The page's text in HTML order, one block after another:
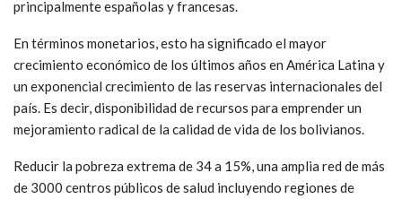
principalmente españolas y francesas.
En términos monetarios, esto ha significado el mayor
crecimiento económico de los últimos años en América Latina y
un exponencial crecimiento de las reservas internacionales del
país. Es decir, disponibilidad de recursos para emprender un
mejoramiento radical de la calidad de vida de los bolivianos.
Reducir la pobreza extrema de 34 a 15%, una amplia red de más
de 3000 centros públicos de salud incluyendo regiones de